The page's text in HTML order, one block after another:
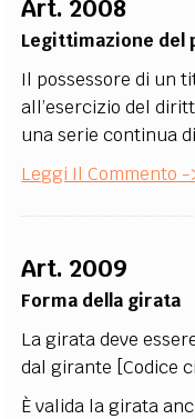
Art. 2008
Legittimazione del
Il possessore di un
all’esercizio del
una serie continua
Leggi Il Commento -
Art. 2009
Forma della girata
La girata deve
dal girante [Codice
È valida la girata